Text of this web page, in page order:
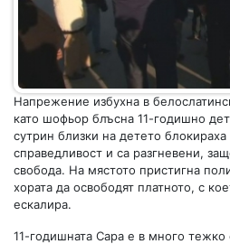
Напрежение избухна в
като шофьор блъсна 11-годишно
сутрин близки на детето
справедливост и са разгневени,
свобода. На мястото пристигна
хората да освободят платното, с
ескалира.
11-годишната Сара е в много тежко